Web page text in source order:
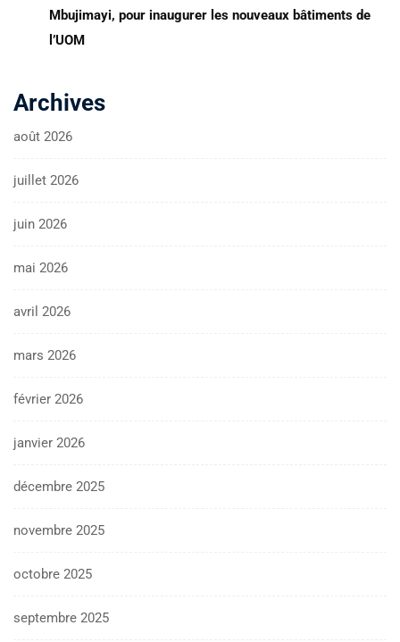
Mbujimayi, pour inaugurer les nouveaux bâtiments de
l’UOM
Archives
août 2026
juillet 2026
juin 2026
mai 2026
avril 2026
mars 2026
février 2026
janvier 2026
décembre 2025
novembre 2025
octobre 2025
septembre 2025